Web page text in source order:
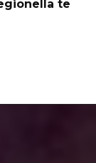
te